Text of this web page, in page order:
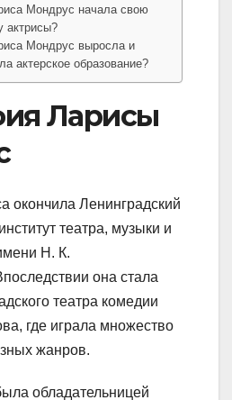
Мондрус начала свою
актрисы?
Мондрус выросла и
актерское образование?
Ларисы
окончила Ленинградский
театра, музыки и
Н. К.
она стала
театра комедии
где играла множество
жанров.
обладательницей